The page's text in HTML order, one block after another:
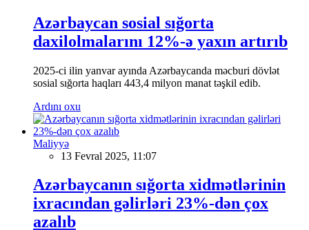
Azərbaycan sosial sığorta
daxilolmalarını 12%-ə yaxın artırıb
2025-ci ilin yanvar ayında Azərbaycanda məcburi dövlət
sosial sığorta haqları 443,4 milyon manat təşkil edib.
Ardını oxu
Maliyyə
13 Fevral 2025, 11:07
Azərbaycanın sığorta xidmətlərinin
ixracından gəlirləri 23%-dən çox
azalıb